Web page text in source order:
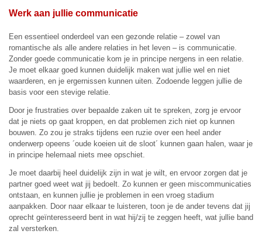
Werk aan jullie communicatie
Een essentieel onderdeel van een gezonde relatie – zowel van
romantische als alle andere relaties in het leven – is communicatie.
Zonder goede communicatie kom je in principe nergens in een relatie.
Je moet elkaar goed kunnen duidelijk maken wat jullie wel en niet
waarderen, en je ergernissen kunnen uiten. Zodoende leggen jullie de
basis voor een stevige relatie.
Door je frustraties over bepaalde zaken uit te spreken, zorg je ervoor
dat je niets op gaat kroppen, en dat problemen zich niet op kunnen
bouwen. Zo zou je straks tijdens een ruzie over een heel ander
onderwerp opeens ´oude koeien uit de sloot´ kunnen gaan halen, waar je
in principe helemaal niets mee opschiet.
Je moet daarbij heel duidelijk zijn in wat je wilt, en ervoor zorgen dat je
partner goed weet wat jij bedoelt. Zo kunnen er geen miscommunicaties
ontstaan, en kunnen jullie je problemen in een vroeg stadium
aanpakken. Door naar elkaar te luisteren, toon je de ander tevens dat jij
oprecht geïnteresseerd bent in wat hij/zij te zeggen heeft, wat jullie band
zal versterken.